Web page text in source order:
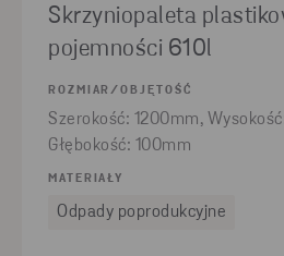
Skrzyniopaleta
pojemności 610l
ROZMIAR/OBJĘTOŚĆ
Szerokość: 1200mm,
Głębokość: 100mm
MATERIAŁY
Odpady poprodukcyjne